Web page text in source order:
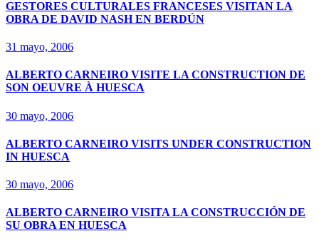
GESTORES CULTURALES FRANCESES VISITAN LA
OBRA DE DAVID NASH EN BERDÚN
31 mayo, 2006
ALBERTO CARNEIRO VISITE LA CONSTRUCTION DE
SON OEUVRE À HUESCA
30 mayo, 2006
ALBERTO CARNEIRO VISITS UNDER CONSTRUCTION
IN HUESCA
30 mayo, 2006
ALBERTO CARNEIRO VISITA LA CONSTRUCCIÓN DE
SU OBRA EN HUESCA